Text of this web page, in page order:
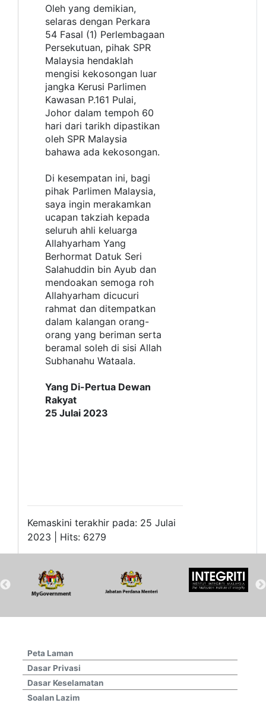
Oleh yang demikian,
selaras dengan Perkara
54 Fasal (1) Perlembagaan
Persekutuan, pihak SPR
Malaysia hendaklah
mengisi kekosongan luar
jangka Kerusi Parlimen
Kawasan P.161 Pulai,
Johor dalam tempoh 60
hari dari tarikh dipastikan
oleh SPR Malaysia
bahawa ada kekosongan.
Di kesempatan ini, bagi
pihak Parlimen Malaysia,
saya ingin merakamkan
ucapan takziah kepada
seluruh ahli keluarga
Allahyarham Yang
Berhormat Datuk Seri
Salahuddin bin Ayub dan
mendoakan semoga roh
Allahyarham dicucuri
rahmat dan ditempatkan
dalam kalangan orang-
orang yang beriman serta
beramal soleh di sisi Allah
Subhanahu Wataala.
Yang Di-Pertua Dewan
Rakyat
25 Julai 2023
Kemaskini terakhir pada: 25 Julai
2023 | Hits: 6279
Peta Laman
Dasar Privasi
Dasar Keselamatan
Soalan Lazim